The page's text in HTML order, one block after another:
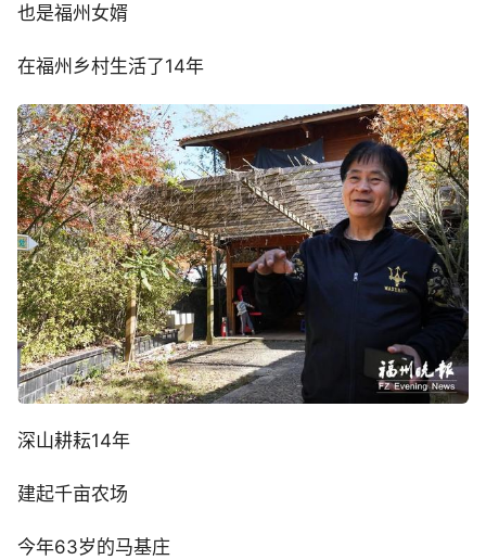
也是福州女婿
在福州乡村生活了14年
深山耕耘14年
建起千亩农场
今年63岁的马基庄